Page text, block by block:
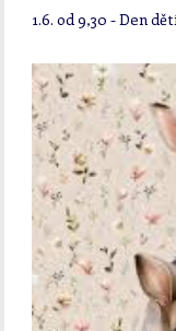
1.6. od 9,30 - Den